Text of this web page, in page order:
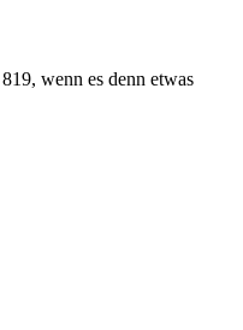
wenn es denn etwas